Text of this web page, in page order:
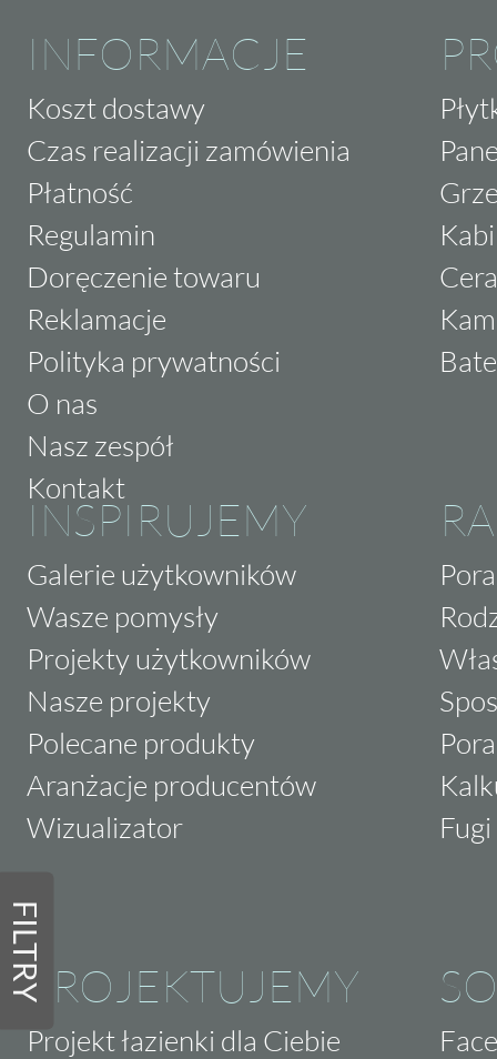
FILTRY
INFORMACJE
Koszt dostawy
Czas realizacji zamówienia
Płatność
Regulamin
Doręczenie towaru
Reklamacje
Polityka prywatności
O nas
Nasz zespół
Kontakt
INSPIRUJEMY
Galerie użytkowników
Wasze pomysły
Projekty użytkowników
Nasze projekty
Polecane produkty
Aranżacje producentów
Wizualizator
PROJEKTUJEMY
Projekt łazienki dla Ciebie